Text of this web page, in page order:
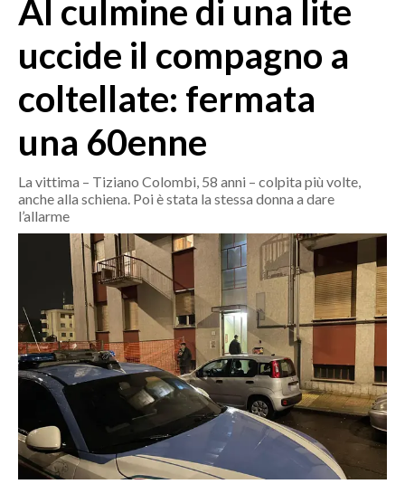
MEDIO CAMPIDANO
SASSARI E PROVINCIA
GALLURA
NUORO E PROVINCIA
OGLIASTRA
CRONACA
POLITICA
ECONOMIA
SERVIZI ALLE IMPRESE
LAVORO
BANDI
Al culmine di una lite
uccide il compagno a
coltellate: fermata
una 60enne
La vittima – Tiziano Colombi, 58 anni – colpita più volte,
anche alla schiena. Poi è stata la stessa donna a dare
l’allarme